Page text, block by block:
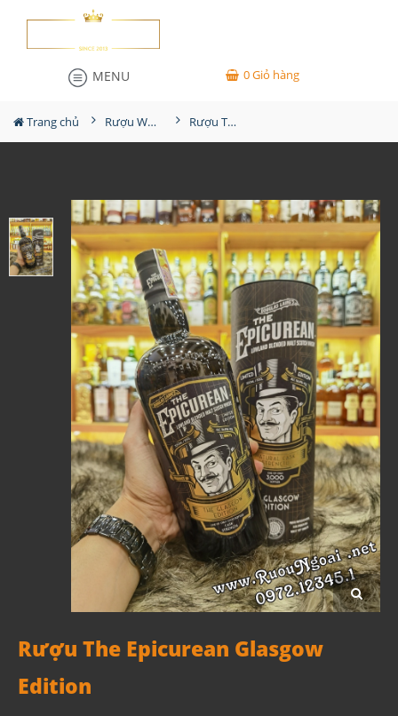
MENU 0Giỏ hàng
Trang chủ Rượu Whisky Rượu The Epicurean Glasgow Edition
Rượu The Epicurean Glasgow
Edition